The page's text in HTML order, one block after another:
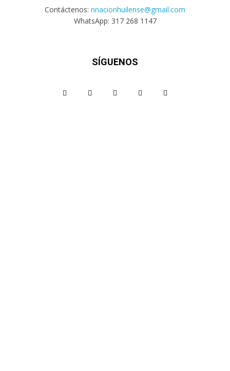
Contáctenos: nnacionhuilense@gmail.com
WhatsApp: 317 268 1147
SÍGUENOS